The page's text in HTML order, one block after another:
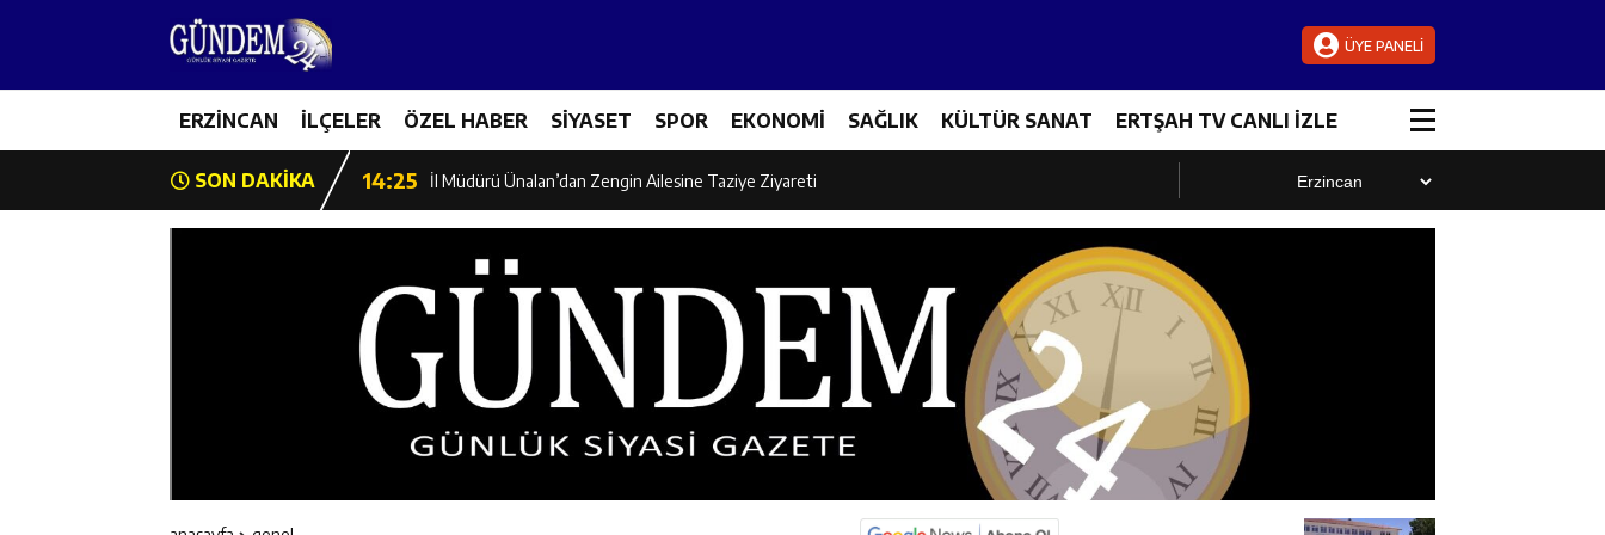
ÜYE PANELİ
ERZİNCAN İLÇELER ÖZEL HABER SİYASET SPOR EKONOMİ SAĞLIK KÜLTÜR SANAT ERTŞAH TV CANLI İZLE
SON DAKİKA
14:25 Erzincan’da Orman Yangını Tatbikatı Gerçeğini Aratmadı
14:25 İl Müdürü Ünalan’dan Zengin Ailesine Taziye Ziyareti
14:24 Erzincan Aile ve Sosyal Hizmetler İl Müdürlüğünde Değerlendirme Toplantısı
14:23 Değer Erzincan Projesi Kapsamında Öğrencilere Güvenlik Eğitimi